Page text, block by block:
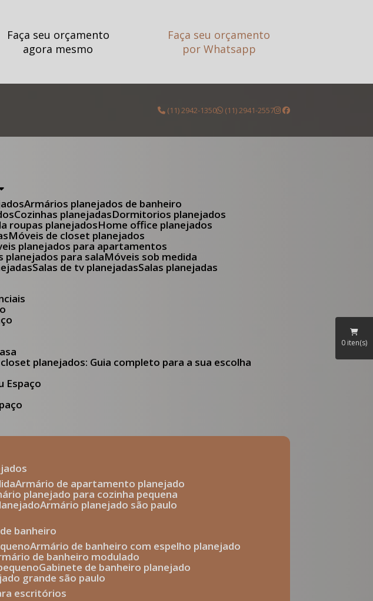
Faça seu orçamento
agora mesmo
Faça seu orçamento
por Whatsapp
(11) 2942-1350 (11) 2941-2557
Armários planejados de banheiro
Cozinhas planejadas Dormitorios planejados
roupas planejados Home office planejados
Móveis de closet planejados
planejados para apartamentos
planejados para sala Móveis sob medida
Salas de tv planejadas Salas planejadas
closet planejados: Guia completo para a sua escolha
Espaço
armário de apartamento planejado
planejado para cozinha pequena
armário planejado são paulo
banheiro
armário de banheiro com espelho planejado
de banheiro modulado
gabinete de banheiro planejado
grande são paulo
escritórios
0 iten(s)